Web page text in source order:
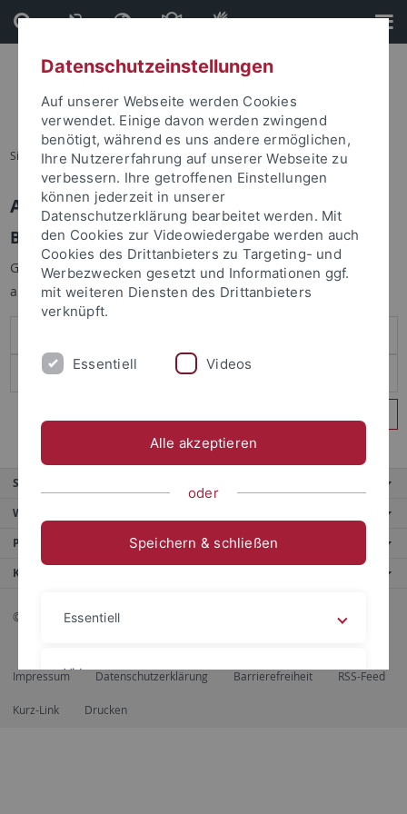
Direkt
zum
Inhalt
Direkt
zur
Fußleiste
Sie sind hier: Startseite
Anmelden
Benutzeranmeldung
Geben Sie Ihren Benutzernamen und Ihr Passwort an um sich
anzumelden:
Service
Weitere Angebote
Portale
Kontaktinfo
© 2026 Eberhard Karls Universität Tübingen, Tübingen
Impressum Datenschutzerklärung Barrierefreiheit RSS-Feed
Kurz-Link Drucken
Datenschutzeinstellungen
Auf unserer Webseite werden Cookies
verwendet. Einige davon werden zwingend
benötigt, während es uns andere ermöglichen,
Ihre Nutzererfahrung auf unserer Webseite zu
verbessern. Ihre getroffenen Einstellungen
können jederzeit in unserer
Datenschutzerklärung bearbeitet werden. Mit
den Cookies zur Videowiedergabe werden auch
Cookies des Drittanbieters zu Targeting- und
Werbezwecken gesetzt und Informationen ggf.
mit weiteren Diensten des Drittanbieters
verknüpft.
Essentiell Videos
Alle akzeptieren
oder
Speichern & schließen
Essentiell
Videos